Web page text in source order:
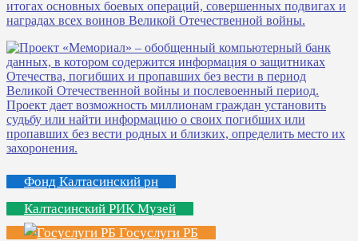
Фонд Калтасинский рн
Калтасинский РИК Музей
Госуслуги РБ